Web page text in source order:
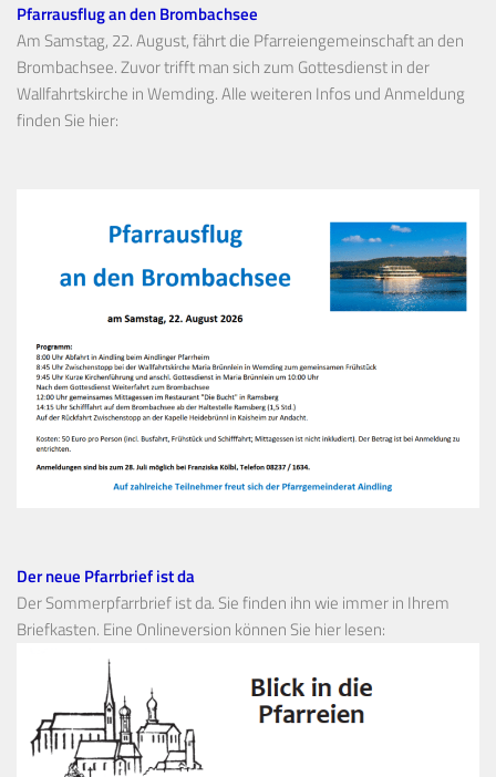
Pfarrausflug an den Brombachsee
Am Samstag, 22. August, fährt die Pfarreiengemeinschaft an den
Brombachsee. Zuvor trifft man sich zum Gottesdienst in der
Wallfahrtskirche in Wemding. Alle weiteren Infos und Anmeldung
finden Sie hier:
Der neue Pfarrbrief ist da
Der Sommerpfarrbrief ist da. Sie finden ihn wie immer in Ihrem
Briefkasten. Eine Onlineversion können Sie hier lesen: